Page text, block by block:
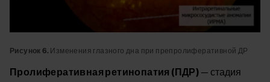
Рисунок 6. Изменения глазного дна при препролиферативной ДР
Пролиферативная ретинопатия (ПДР) — стадия